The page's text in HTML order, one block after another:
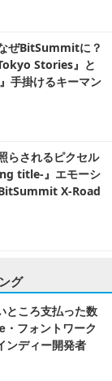
ぜBitSummitに？
Stories』と
手掛けるキーマン
らされるピクセル
title-』エモーシ
X-Road
グ
ところ支払った数
フォントワーク
ンディー開発者